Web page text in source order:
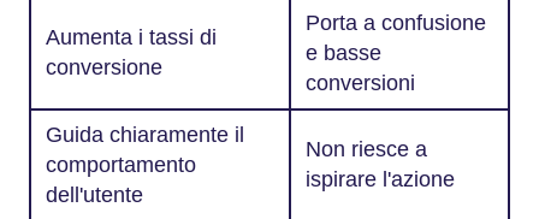
Aumenta i tassi di
conversione
Porta a confusione
e basse
conversioni
Guida chiaramente il
comportamento
dell'utente
Non riesce a
ispirare l'azione